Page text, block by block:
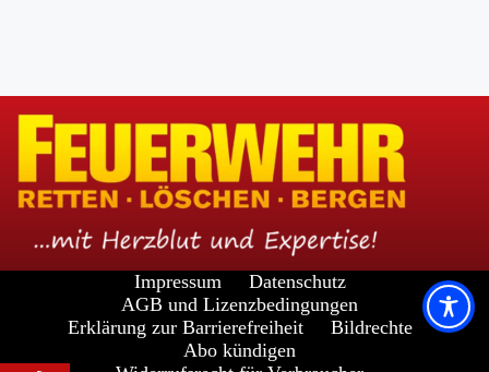
Impressum
Datenschutz
AGB und Lizenzbedingungen
Erklärung zur Barrierefreiheit
Bildrechte
Abo kündigen